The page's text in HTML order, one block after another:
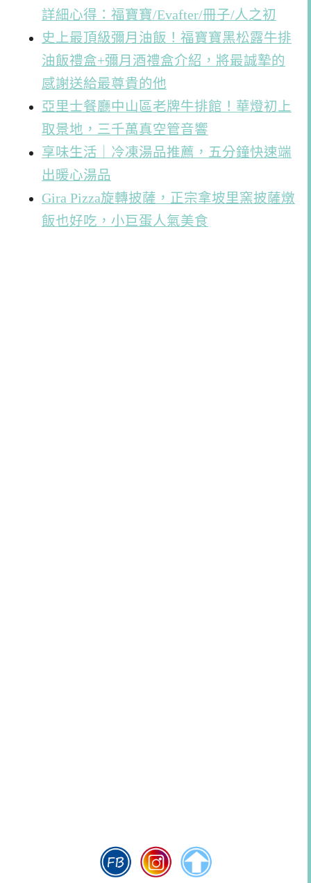
詳細心得：福寶寶/Evafter/冊子/人之初
史上最頂級彌月油飯！福寶寶黑松露牛排
油飯禮盒+彌月酒禮盒介紹，將最誠摯的
感謝送給最尊貴的他
亞里士餐廳中山區老牌牛排館！華燈初上
取景地，三千萬真空管音響
享味生活｜冷凍湯品推薦，五分鐘快速端
出暖心湯品
Gira Pizza旋轉披薩，正宗拿坡里窯披薩燉
飯也好吃，小巨蛋人氣美食